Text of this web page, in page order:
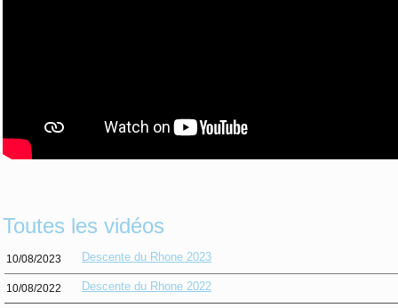
Toutes les vidéos
10/08/2023 Descente du Rhone 2023
10/08/2022 Descente du Rhone 2022